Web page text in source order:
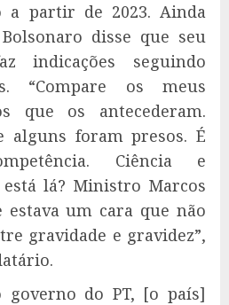
a partir de 2023. Ainda
disse que seu
indicações seguindo
“Compare os meus
que os antecederam.
alguns foram presos. É
Ciência e
lá? Ministro Marcos
estava um cara que não
gravidade e gravidez”,
governo do PT, [o país]